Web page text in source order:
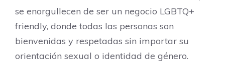
se enorgullecen de ser un negocio LGBTQ+
friendly, donde todas las personas son
bienvenidas y respetadas sin importar su
orientación sexual o identidad de género.